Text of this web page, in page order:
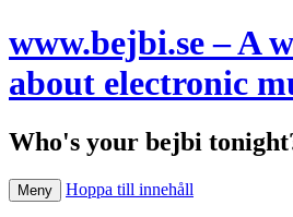
www.bejbi.se – A
about electronic
Who's your bejbi
Meny Hoppa till innehåll